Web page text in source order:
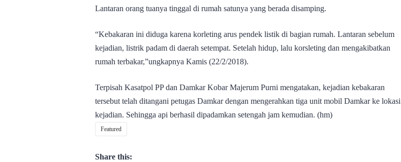
Lantaran orang tuanya tinggal di rumah satunya yang berada disamping.
“Kebakaran ini diduga karena korleting arus pendek listik di bagian rumah. Lantaran sebelum
kejadian, listrik padam di daerah setempat. Setelah hidup, lalu korsleting dan mengakibatkan
rumah terbakar,”ungkapnya Kamis (22/2/2018).
Terpisah Kasatpol PP dan Damkar Kobar Majerum Purni mengatakan, kejadian kebakaran
tersebut telah ditangani petugas Damkar dengan mengerahkan tiga unit mobil Damkar ke lokasi
kejadian. Sehingga api berhasil dipadamkan setengah jam kemudian. (hm)
Featured
Share this: